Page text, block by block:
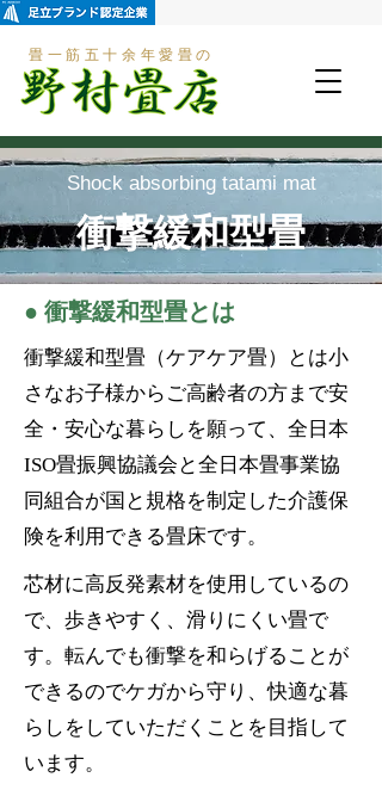
畳一筋五十余年愛畳の
Shock absorbing tatami mat
衝撃緩和型畳
● 衝撃緩和型畳とは
衝撃緩和型畳（ケアケア畳）とは小
さなお子様からご高齢者の方まで安
全・安心な暮らしを願って、全日本
ISO畳振興協議会と全日本畳事業協
同組合が国と規格を制定した介護保
険を利用できる畳床です。
芯材に高反発素材を使用しているの
で、 歩きやすく、滑りにくい畳で
す。転んでも衝撃を和らげることが
できるのでケガから守り、快適な暮
らしをしていただくことを目指して
います。